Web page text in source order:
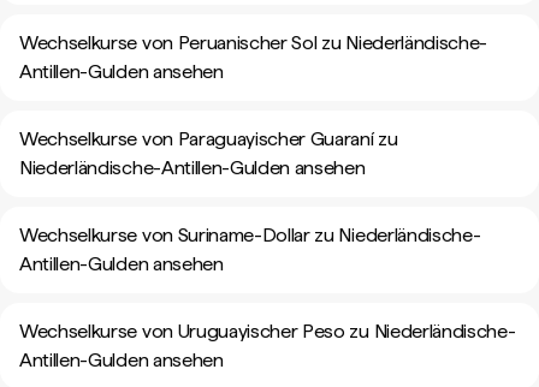
Wechselkurse von Peruanischer Sol zu Niederländische-
Antillen-Gulden ansehen
Wechselkurse von Paraguayischer Guaraní zu
Niederländische-Antillen-Gulden ansehen
Wechselkurse von Suriname-Dollar zu Niederländische-
Antillen-Gulden ansehen
Wechselkurse von Uruguayischer Peso zu Niederländische-
Antillen-Gulden ansehen